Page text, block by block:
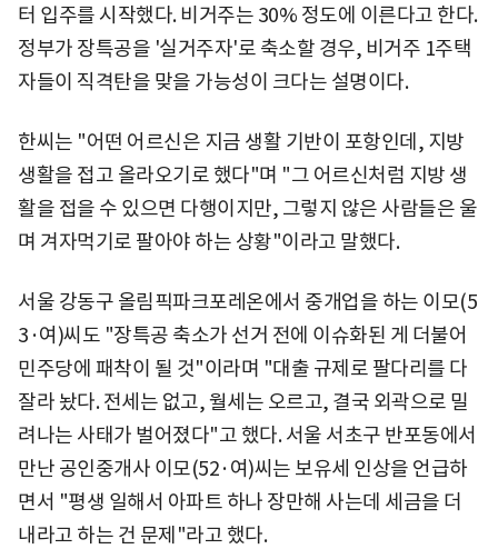
터 입주를 시작했다. 비거주는 30% 정도에 이른다고 한다.
정부가 장특공을 '실거주자'로 축소할 경우, 비거주 1주택
자들이 직격탄을 맞을 가능성이 크다는 설명이다.
한씨는 "어떤 어르신은 지금 생활 기반이 포항인데, 지방
생활을 접고 올라오기로 했다"며 "그 어르신처럼 지방 생
활을 접을 수 있으면 다행이지만, 그렇지 않은 사람들은 울
며 겨자먹기로 팔아야 하는 상황"이라고 말했다.
서울 강동구 올림픽파크포레온에서 중개업을 하는 이모(5
3·여)씨도 "장특공 축소가 선거 전에 이슈화된 게 더불어
민주당에 패착이 될 것"이라며 "대출 규제로 팔다리를 다
잘라 놨다. 전세는 없고, 월세는 오르고, 결국 외곽으로 밀
려나는 사태가 벌어졌다"고 했다. 서울 서초구 반포동에서
만난 공인중개사 이모(52·여)씨는 보유세 인상을 언급하
면서 "평생 일해서 아파트 하나 장만해 사는데 세금을 더
내라고 하는 건 문제"라고 했다.